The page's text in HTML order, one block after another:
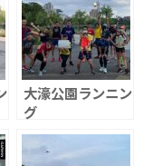
大濠公園ランニン
グ
（2021.05.22）